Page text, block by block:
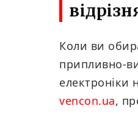
Коли ви
припливно-
електроніки
vencon.ua,